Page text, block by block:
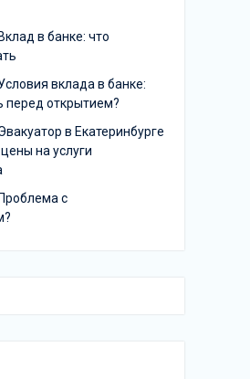
Вклад в банке: что
вклада в банке:
перед открытием?
в Екатеринбурге
на услуги
Проблема с